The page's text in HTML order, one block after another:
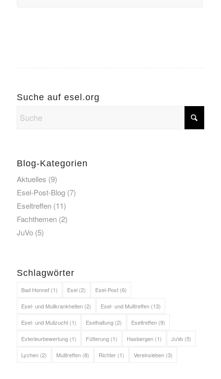
Suche auf esel.org
Blog-Kategorien
Aktuelles (9)
Esel-Post-Blog(7)
Eseltreffen(11)
Fachthemen(2)
JuVo(5)
Schlagwörter
Bad Honnef(1) Esel(2) Esel-Post(6)
Esel- und Mulikrankheiten(2) Esel- und Mulitreffen(13)
Esel- und Mulizucht(1) Eselhaltung(2) Eseltreffen(9)
Exterieurbewertung(1) Fütterung(1) Hasbergen(1) JuVo(5)
Lychen(2) Mulitreffen(8) Richter(1) Vereinsleben(3)